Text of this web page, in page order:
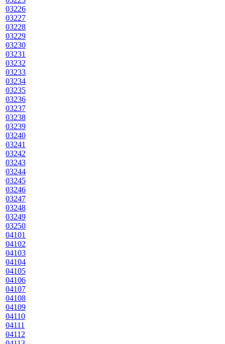
03226
03227
03228
03229
03230
03231
03232
03233
03234
03235
03236
03237
03238
03239
03240
03241
03242
03243
03244
03245
03246
03247
03248
03249
03250
04101
04102
04103
04104
04105
04106
04107
04108
04109
04110
04111
04112